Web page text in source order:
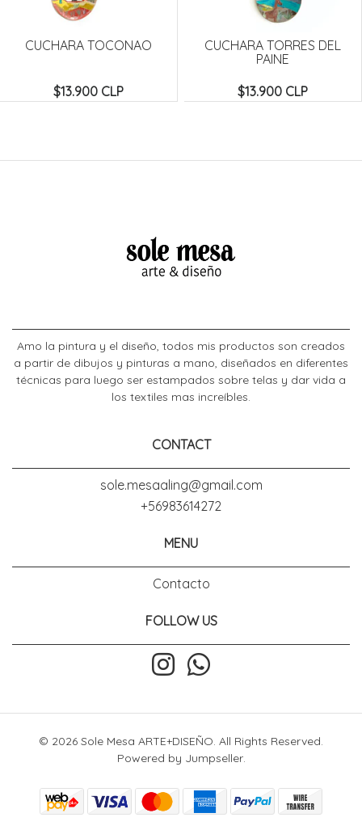
CUCHARA TOCONAO
$13.900 CLP
CUCHARA TORRES DEL
PAINE
$13.900 CLP
Amo la pintura y el diseño, todos mis productos son creados
a partir de dibujos y pinturas a mano, diseñados en diferentes
técnicas para luego ser estampados sobre telas y dar vida a
los textiles mas increíbles.
CONTACT
sole.mesaaling@gmail.com
+56983614272
MENU
Contacto
FOLLOW US
© 2026 Sole Mesa ARTE+DISEÑO. All Rights Reserved.
Powered by Jumpseller.